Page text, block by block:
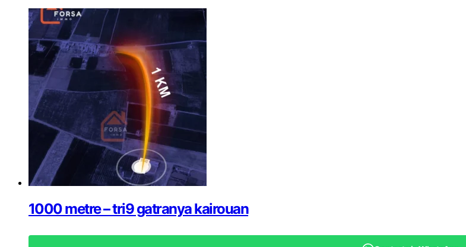
1000 metre – tri9 gatranya kairouan